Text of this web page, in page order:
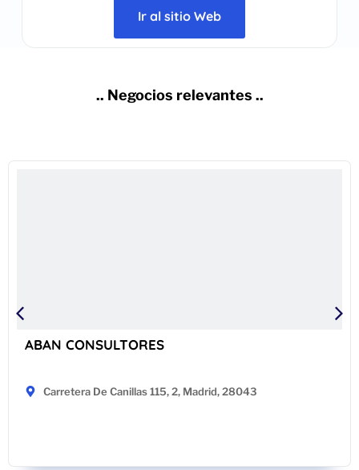
Ir al sitio Web
.. Negocios relevantes ..
ABAN CONSULTORES
Carretera De Canillas 115, 2, Madrid, 28043